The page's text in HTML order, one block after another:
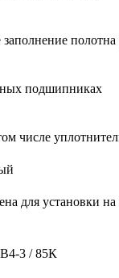
подшипниках
числе
для установки
3 / 85К